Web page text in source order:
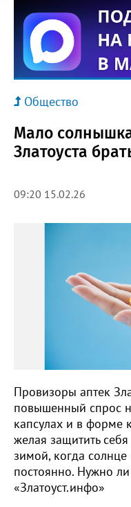
Общество
Мало
Златоуста
09:20 15.02.26
Провизоры аптек
повышенный спрос
капсулах и в форме
желая защитить
зимой, когда
постоянно. Нужно ли
«Златоуст.инфо»